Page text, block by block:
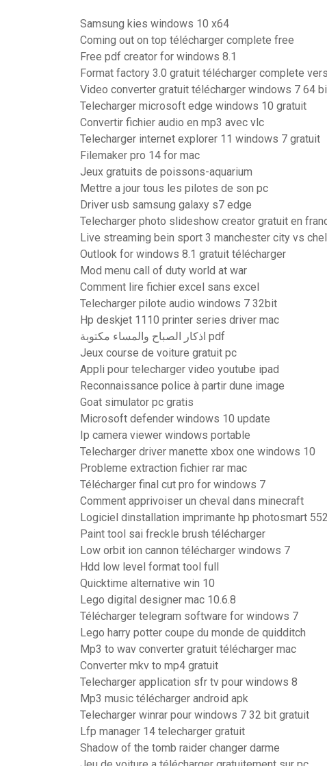
Samsung kies windows 10 x64
Coming out on top télécharger complete free
Free pdf creator for windows 8.1
Format factory 3.0 gratuit télécharger complete
Video converter gratuit télécharger windows 7 64
Telecharger microsoft edge windows 10 gratuit
Convertir fichier audio en mp3 avec vlc
Telecharger internet explorer 11 windows 7 gratuit
Filemaker pro 14 for mac
Jeux gratuits de poissons-aquarium
Mettre a jour tous les pilotes de son pc
Driver usb samsung galaxy s7 edge
Telecharger photo slideshow creator gratuit en
Live streaming bein sport 3 manchester city vs
Outlook for windows 8.1 gratuit télécharger
Mod menu call of duty world at war
Comment lire fichier excel sans excel
Telecharger pilote audio windows 7 32bit
Hp deskjet 1110 printer series driver mac
اذكار الصباح والمساء مكتوبة pdf
Jeux course de voiture gratuit pc
Appli pour telecharger video youtube ipad
Reconnaissance police à partir dune image
Goat simulator pc gratis
Microsoft defender windows 10 update
Ip camera viewer windows portable
Telecharger driver manette xbox one windows 10
Probleme extraction fichier rar mac
Télécharger final cut pro for windows 7
Comment apprivoiser un cheval dans minecraft
Logiciel dinstallation imprimante hp photosmart
Paint tool sai freckle brush télécharger
Low orbit ion cannon télécharger windows 7
Hdd low level format tool full
Quicktime alternative win 10
Lego digital designer mac 10.6.8
Télécharger telegram software for windows 7
Lego harry potter coupe du monde de quidditch
Mp3 to wav converter gratuit télécharger mac
Converter mkv to mp4 gratuit
Telecharger application sfr tv pour windows 8
Mp3 music télécharger android apk
Telecharger winrar pour windows 7 32 bit gratuit
Lfp manager 14 telecharger gratuit
Shadow of the tomb raider changer darme